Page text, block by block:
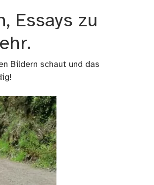
Essays zu
Bildern schaut und das